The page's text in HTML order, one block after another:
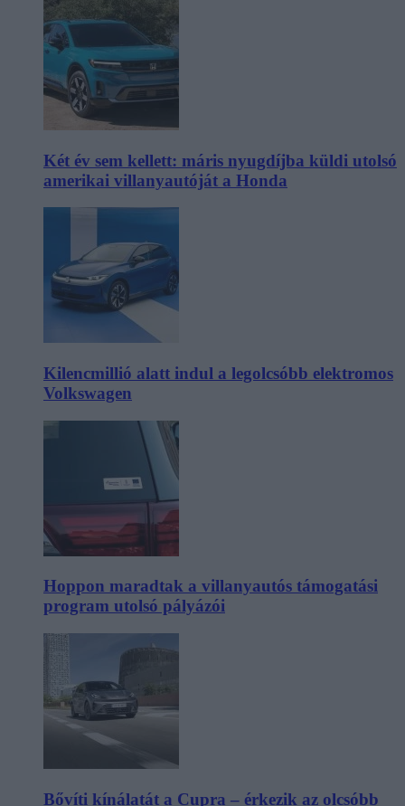
Két év sem kellett: máris nyugdíjba küldi utolsó
amerikai villanyautóját a Honda
Kilencmillió alatt indul a legolcsóbb elektromos
Volkswagen
Hoppon maradtak a villanyautós támogatási
program utolsó pályázói
Bővíti kínálatát a Cupra – érkezik az olcsóbb